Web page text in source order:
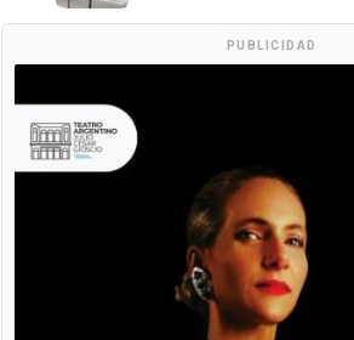
PUBLICIDAD